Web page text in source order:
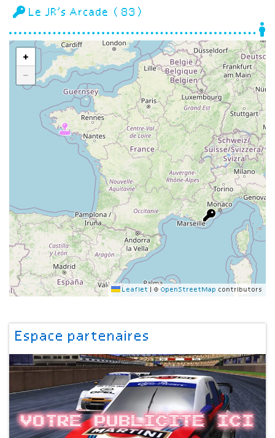
Le JR’s Arcade (83)
+
−
Leaflet © OpenStreetMap contributors
Espace partenaires
Votre publicite ici